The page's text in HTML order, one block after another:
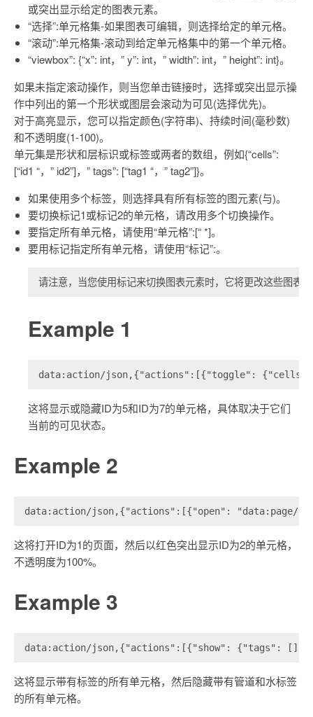
或突出显示给定的图表元素。
“选择”:单元格集-如果图表可编辑，则选择给定的单元格。
“滚动”:单元格集-滚动到给定单元格集中的第一个单元格。
“viewbox”: {“x”: int，” y”: int，” width”: int，” height”: int}。
如果未指定滚动操作，则当您单击链接时，选择或突出显示操
作中列出的第一个形状或图层会滚动为可见(选择优先)。
对于高亮显示，您可以指定颜色(字符串)、持续时间(毫秒数)
和不透明度(1-100)。
单元集是形状和层标识或标签或两者的数组，例如{“cells”:
[“id1 “，” id2”]，” tags”: [“tag1 “，” tag2”]}。
如果使用多个标签，则选择具有所有标签的图元素(与)。
要切换标记1或标记2的单元格，请改用多个切换操作。
要指定所有单元格，请使用“单元格”:[“ *]。
要用标记指定所有单元格，请使用“标记”:。
请注意，当您使用标记来切换图表元素时，它将更改这些图表
Example 1
data:action/json,{"actions":[{"toggle":
这将显示或隐藏ID为5和ID为7的单元格，具体取决于它们
当前的可见状态。
Example 2
data:action/json,{"actions":[{"open":
这将打开ID为1的页面，然后以红色突出显示ID为2的单元格，
不透明度为100%。
Example 3
data:action/json,{"actions":[{"show": {"tags":
这将显示带有标签的所有单元格，然后隐藏带有管道和水标签
的所有单元格。